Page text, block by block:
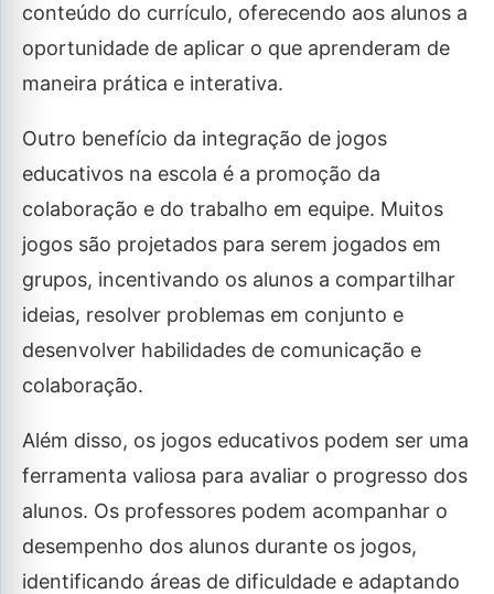
conteúdo do currículo, oferecendo aos alunos a
oportunidade de aplicar o que aprenderam de
maneira prática e interativa.
Outro benefício da integração de jogos
educativos na escola é a promoção da
colaboração e do trabalho em equipe. Muitos
jogos são projetados para serem jogados em
grupos, incentivando os alunos a compartilhar
ideias, resolver problemas em conjunto e
desenvolver habilidades de comunicação e
colaboração.
Além disso, os jogos educativos podem ser uma
ferramenta valiosa para avaliar o progresso dos
alunos. Os professores podem acompanhar o
desempenho dos alunos durante os jogos,
identificando áreas de dificuldade e adaptando